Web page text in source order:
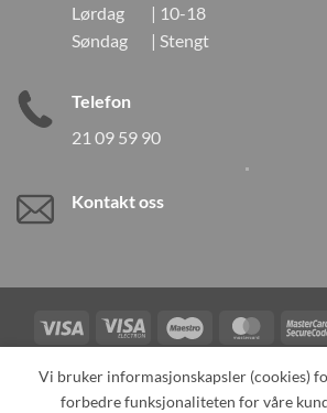
Lørdag | 10-18
Søndag | Stengt
Telefon
21 09 59 90
Kontakt oss
Visa
Visa
Electron
Maestro
Card
TILBAKEKALLINGER KONTAKT
Vi bruker informasjonskapsler (cookies)
forbedre funksjonaliteten for våre